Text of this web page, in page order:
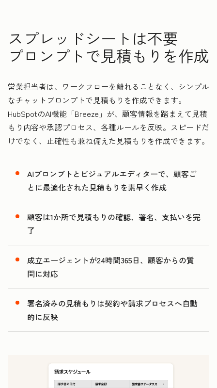
5
6
7
9
0
1
6
7
9
0
1
2
4
5
1
2
3
5
6
7
8
0
1
2
3
スプレッドシートは不要
プロンプトで見積もりを作成
営業担当者は、ワークフローを離れることなく、シンプル
なチャットプロンプトで見積もりを作成できます。
HubSpotのAI機能「Breeze」が、顧客情報を踏まえて見積
もり内容や承認プロセス、各種ルールを反映。スピードだ
けでなく、正確性も兼ね備えた見積もりを作成できます。
AIプロンプトとビジュアルエディターで、顧客ご
とに最適化された見積もりを素早く作成
顧客は1か所で見積もりの確認、署名、支払いを完
了
成立エージェントが24時間365日、顧客からの質
問に対応
署名済みの見積もりは契約や請求プロセスへ自動
的に反映